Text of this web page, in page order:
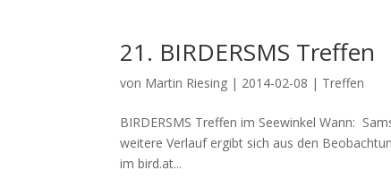
21. BIRDERSMS Treffen
von Martin Riesing | 2014-02-08 | Treffen
BIRDERSMS Treffen im Seewinkel Wann:
weitere Verlauf ergibt sich aus den
im bird.at...